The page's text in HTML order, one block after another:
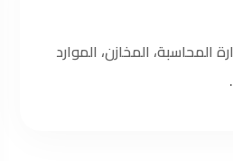
المخازن، الموارد